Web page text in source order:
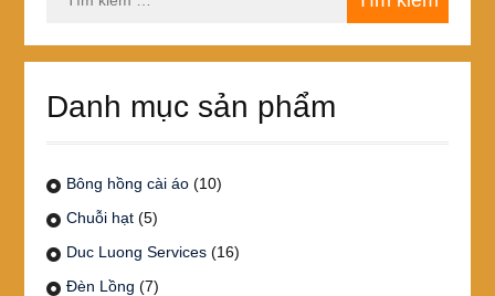
chọn
trang
kiếm
Danh mục sản phẩm
Bông hồng cài áo (10)
Chuỗi hạt (5)
Duc Luong Services (16)
Đèn Lồng (7)